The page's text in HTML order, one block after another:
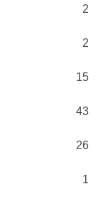
2
2
15
43
26
1